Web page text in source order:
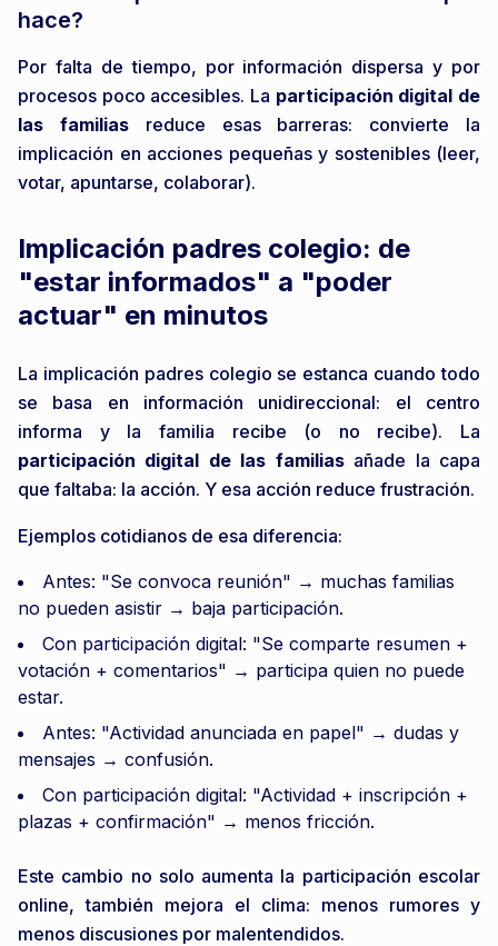
hace?
Por falta de tiempo, por información dispersa y por
procesos poco accesibles. La participación digital de
las familiasreduce esas barreras: convierte la
implicación en acciones pequeñas y sostenibles (leer,
votar, apuntarse, colaborar).
Implicación padres colegio: de
"estar informados" a "poder
actuar" en minutos
La implicación padres colegio se estanca cuando todo
se basa en información unidireccional: el centro
informa y la familia recibe (o no recibe). La
participación digital de las familiasañade la capa
que faltaba: la acción. Y esa acción reduce frustración.
Ejemplos cotidianos de esa diferencia:
Antes: "Se convoca reunión" → muchas familias
no pueden asistir → baja participación.
Con participación digital: "Se comparte resumen +
votación + comentarios" → participa quien no puede
estar.
Antes: "Actividad anunciada en papel" → dudas y
mensajes → confusión.
Con participación digital: "Actividad + inscripción +
plazas + confirmación" → menos fricción.
Este cambio no solo aumenta la participación escolar
online, también mejora el clima: menos rumores y
menos discusiones por malentendidos.